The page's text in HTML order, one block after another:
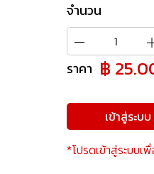
จำนวน
ราคา ฿
เข้าสู่ระบบ
*โปรดเข้าสู่ระบบเ